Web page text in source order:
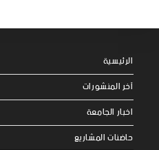
الرئيسية
آخر المنشورات
اخبار الجامعة
حاضنات المشاريع